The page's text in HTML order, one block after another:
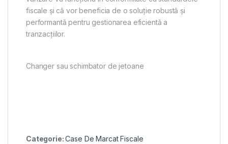
fiscale și că vor beneficia de o soluție robustă și
performantă pentru gestionarea eficientă a
tranzacțiilor.
Changer sau schimbator de jetoane
Categorie:Case De Marcat Fiscale